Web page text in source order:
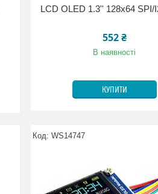
LCD OLED 1.3'' 128x64 SPI/
552 ₴
В наявності
КУПИТИ
WS14747